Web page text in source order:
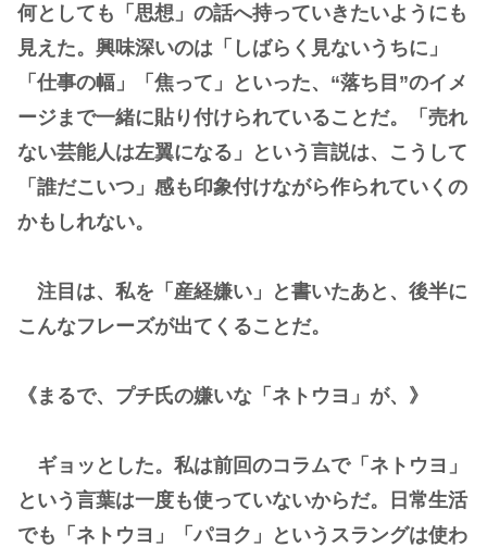
何としても「思想」の話へ持っていきたいようにも
見えた。興味深いのは「しばらく見ないうちに」
「仕事の幅」「焦って」といった、“落ち目”のイメ
ージまで一緒に貼り付けられていることだ。「売れ
ない芸能人は左翼になる」という言説は、こうして
「誰だこいつ」感も印象付けながら作られていくの
かもしれない。
注目は、私を「産経嫌い」と書いたあと、後半に
こんなフレーズが出てくることだ。
《まるで、プチ氏の嫌いな「ネトウヨ」が、》
ギョッとした。私は前回のコラムで「ネトウヨ」
という言葉は一度も使っていないからだ。日常生活
でも「ネトウヨ」「パヨク」というスラングは使わ